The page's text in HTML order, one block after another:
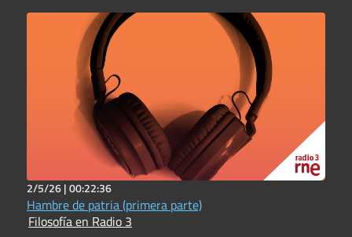
2/5/26 |00:22:36
Hambre de patria (primera parte)
Filosofía en Radio 3